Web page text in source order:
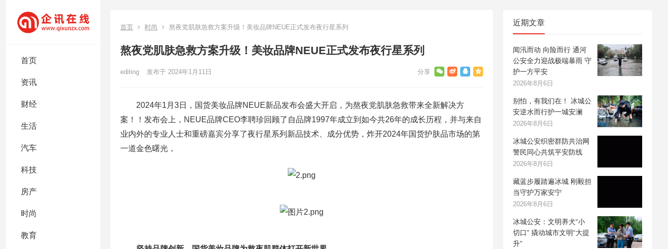
首页
资讯
财经
生活
汽车
科技
房产
时尚
教育
首页 时尚 熬夜党肌肤急救方案升级！美妆品牌NEUE正式发布夜行星系列
熬夜党肌肤急救方案升级！美妆品牌NEUE正式发布夜行星系列
editing 发布于 2024年1月11日
2024年1月3日，国货美妆品牌NEUE新品发布会盛大开启，为熬夜党肌肤急救带来全新解决方
案！！发布会上，NEUE品牌CEO李聘珍回顾了自品牌1997年成立到如今共26年的成长历程，并与来自
业内外的专业人士和重磅嘉宾分享了夜行星系列新品技术、成分优势，炸开2024年国货护肤品市场的第
一道金色曙光，
近期文章
闻汛而动 向险而行 通河
公安全力迎战极端暴雨 守
护一方平安
2026年8月6日
别怕，有我们在！ 冰城公
安逆水而行护一城安澜
2026年8月6日
冰城公安织密群防共治网
警民同心共筑平安防线
2026年8月6日
藏蓝步履踏遍冰城 刚毅担
当守护万家安宁
2026年8月6日
冰城公安：文明养犬“小
切口” 撬动城市文明“大提
升”